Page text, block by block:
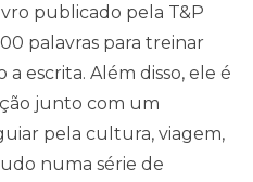
publicado pela T&P
palavras para treinar
escrita. Além disso, ele é
junto com um
pela cultura, viagem,
numa série de